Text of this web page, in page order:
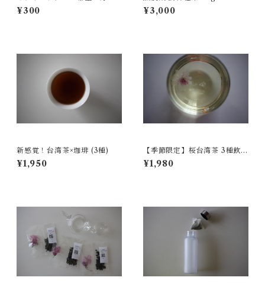
こちらを追加お願いいたしま
す
¥300 ¥3,000
新感覚！台湾茶×珈琲 (3種)
¥1,950
【季節限定】桜台湾茶 3種飲み
比べ
¥1,980